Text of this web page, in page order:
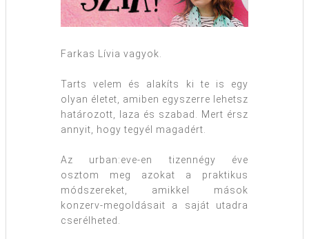
Farkas Lívia vagyok.
Tarts velem és alakíts ki te is egy
olyan életet, amiben egyszerre lehetsz
határozott, laza és szabad. Mert érsz
annyit, hogy tegyél magadért.
Az urban:eve-en tizennégy éve
osztom meg azokat a praktikus
módszereket, amikkel mások
konzerv-megoldásait a saját utadra
cserélheted.